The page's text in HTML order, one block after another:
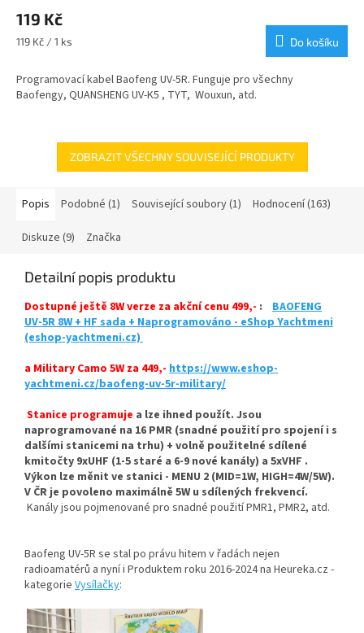
produktu
je
4,8
5
hvězdiček.
119 Kč
Měrná
119 Kč / 1 ks Do košíku
Programovací kabel Baofeng UV-5R. Funguje pro všechny
Baofengy, QUANSHENG UV-K5 , TYT, Wouxun, atd.
ZOBRAZIT VŠECHNY SOUVISEJÍCÍ PRODUKTY
Popis Podobné (1) Související soubory (1) Hodnocení (163)
Diskuze (9) Značka
Detailní popis produktu
Dostupné ještě 8W verze za akční cenu 499,- : BAOFENG
UV-5R 8W + HF sada + Naprogramováno - eShop Yachtmeni
(eshop-yachtmeni.cz)
a Military Camo 5W za 449,- https://www.eshop-
yachtmeni.cz/baofeng-uv-5r-military/
Stanice programuje a lze ihned použít. Jsou
naprogramované na 16 PMR (snadné použití pro spojení i s
dalšími stanicemi na trhu) + volně použitelné sdílené
kmitočty 9xUHF (1-5 staré a 6-9 nové kanály) a 5xVHF .
Výkon lze měnit ve stanici - MENU 2 (MID=1W, HIGH=4W/5W).
V ČR je povoleno maximálně 5W u sdílených frekvencí.
Kanály jsou pojmenované pro snadné použití PMR1, PMR2, atd.
Baofeng UV-5R se stal po právu hitem v řadách nejen
radioamatérů a nyní i Produktem roku 2016-2024 na Heureka.cz -
kategorie Vysílačky: